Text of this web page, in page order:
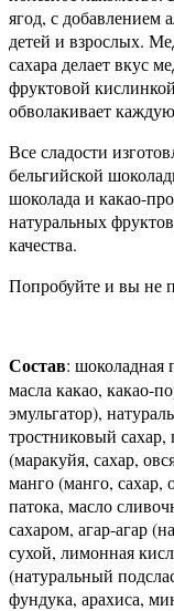
ягод, с добавлением
детей и взрослых.
сахара делает вкус
фруктовой
обволакивает
Все сладости
бельгийской
шоколада и какао-
натуральных
качества.
Попробуйте и вы не
Состав: шоколадная
масла какао, какао-
эмульгатор),
тростниковый
(маракуйя, сахар,
манго (манго, сахар,
патока, масло
сахаром, агар-агар
сухой, лимонная
(натуральный
фундука, арахиса,